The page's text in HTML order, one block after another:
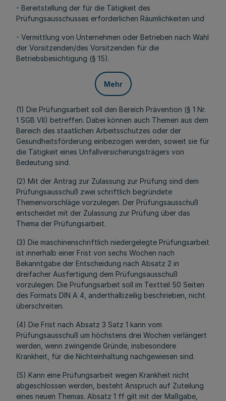
- Bereitstellung der für die Tätigkeit des
Prüfungsausschusses erforderlichen Räumlichkeiten und
- Vermittlung von Unternehmen oder Betrieben nach Wahl
der Vorsitzenden/des Vorsitzenden für die
Betriebsbesichtigung (§ 15).
Mehr
(1) Die Prüfungsarbeit soll den Bereich Prävention (§ 1 Nr.
1 SGB VII) betreffen. Dabei können auch Themen aus dem
Bereich des staatlichen Arbeitsschutzes oder der
Gesundheitsförderung einbezogen werden, soweit sie für
die Tätigkeit eines Unfallversicherungsträgers von
Bedeutung sind.
(2) Mit der Antrag zur Zulassung zur Prüfung sind dem
Prüfungsausschuß zwei schriftlich begründete
Themenvorschläge vorzulegen. Der Prüfungsausschuß
entscheidet mit der Zulassung zur Prüfung über das
Thema der Prüfungsarbeit.
(3) Die maschinenschriftlich niedergelegte Prüfungsarbeit
ist innerhalb einer Frist von sechs Wochen nach
Bekanntgabe der Entscheidung nach Absatz 2 in
dreifacher Ausfertigung dem Prüfungsausschuß
vorzulegen. Die Prüfungsarbeit soll im Textteil 50 Seiten
des Formats DIN A 4, anderthalbzeilig beschrieben, nicht
überschreiten.
(4) Die Frist nach Absatz 3 Satz 1 kann vom
Prüfungsausschuß um höchstens drei Wochen verlängert
werden, wenn zwingende Gründe, insbesondere
Krankheit, für die Nichteinhaltung nachgewiesen sind.
(5) Kann eine Prüfungsarbeit wegen Krankheit nicht
abgeschlossen werden, besteht Anspruch auf Zuteilung
eines neuen Themas. Absatz 1 ff gilt mit der Maßgabe,